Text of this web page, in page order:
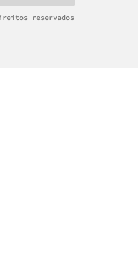
reservados